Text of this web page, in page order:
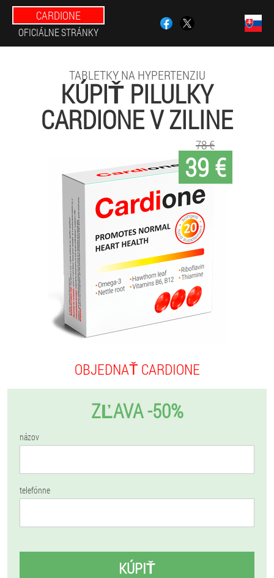
CARDIONE
OFICIÁLNE STRÁNKY
TABLETKY NA HYPERTENZIU
KÚPIŤ PILULKY
CARDIONE V ZILINE
39 €
78 €
OBJEDNAŤ CARDIONE
ZĽAVA -50%
názov
telefónne
KÚPIŤ